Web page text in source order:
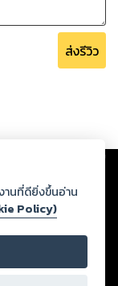
ส่งรีวิว
าละเมิดสิทธิใน
ลธรรม ดังนั้น ผู้อ่าน
ละหากท่านพบว่าส่วน
ท เพื่อทีมงานจะได้
ามพระราชบัญญัติ
านที่ดียิ่งขึ้นอ่าน
Policy)